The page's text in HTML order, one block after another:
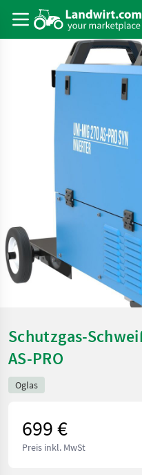
Schutzgas-
AS-PRO
Oglas
699 €
Preis inkl. MwSt